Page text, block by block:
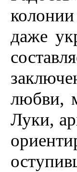
даже
любви,
Луки,